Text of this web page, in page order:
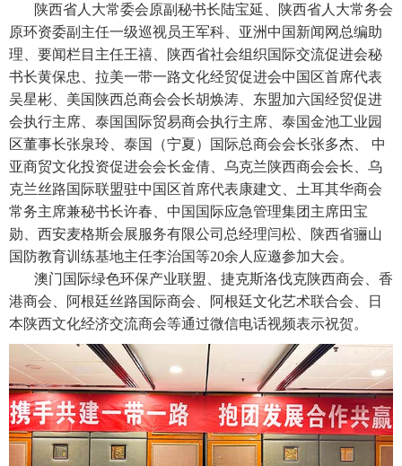
陕西省人大常委会原副秘书长陆宝延、陕西省人大常务会
原环资委副主任一级巡视员王军科、亚洲中国新闻网总编助
理、要闻栏目主任王禧、陕西省社会组织国际交流促进会秘
书长黄保忠、拉美一带一路文化经贸促进会中国区首席代表
吴星彬、美国陕西总商会会长胡焕涛、东盟加六国经贸促进
会执行主席、泰国国际贸易商会执行主席、泰国金池工业园
区董事长张泉玲、泰国（宁夏）国际总商会会长张多杰、 中
亚商贸文化投资促进会会长金倩、乌克兰陕西商会会长、乌
克兰丝路国际联盟驻中国区首席代表康建文、土耳其华商会
常务主席兼秘书长许春、中国国际应急管理集团主席田宝
勋、西安麦格斯会展服务有限公司总经理闫松、陕西省骊山
国防教育训练基地主任李治国等20余人应邀参加大会。
澳门国际绿色环保产业联盟、捷克斯洛伐克陕西商会、香
港商会、阿根廷丝路国际商会、阿根廷文化艺术联合会、日
本陕西文化经济交流商会等通过微信电话视频表示祝贺。